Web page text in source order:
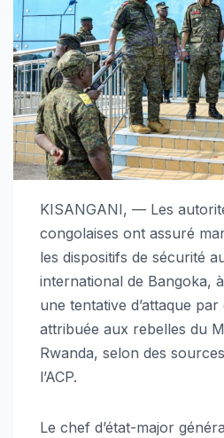
KISANGANI, — Les
congolaises ont assuré
les dispositifs de sécurité
international de Bangoka,
une tentative d’attaque
attribuée aux rebelles du
Rwanda, selon des
l’ACP.
Le chef d’état-major